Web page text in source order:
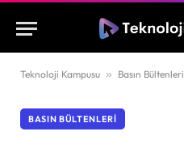
Teknoloji Kampusu » Basın Bültenleri
BASIN BÜLTENLERI